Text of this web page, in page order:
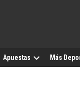
Apuestas Más